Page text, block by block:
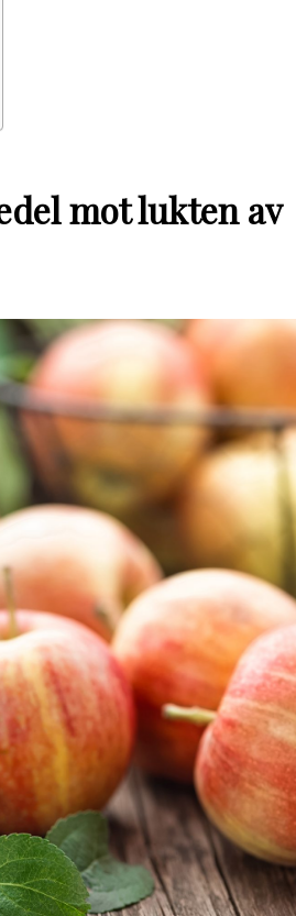
mot lukten av